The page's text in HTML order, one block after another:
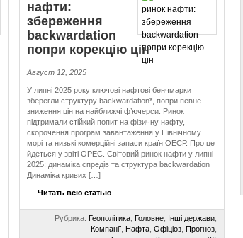
нафти:
збереження
backwardation
попри корекцію цін
Август 12, 2025
У липні 2025 року ключові нафтові бенчмарки
зберегли структуру backwardation*, попри певне
зниження цін на найближчі ф’ючерси. Ринок
підтримали стійкий попит на фізичну нафту,
скорочення програм завантаження у Північному
морі та низькі комерційні запаси країн ОЕСР. Про це
йдеться у звіті OPEC. Світовий ринок нафти у липні
2025: динаміка спредів та структура backwardation
Динаміка кривих […]
Читать всю статью
Рубрика: Геополітика, Головне, Інші держави,
Компанії, Нафта, Офіціоз, Прогноз,